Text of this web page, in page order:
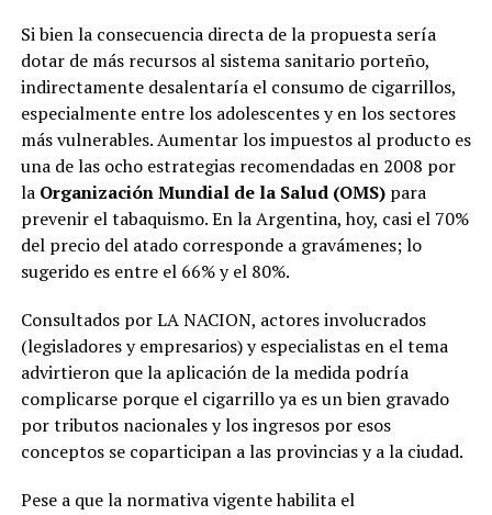
Si bien la consecuencia directa de la propuesta sería
dotar de más recursos al sistema sanitario porteño,
indirectamente desalentaría el consumo de cigarrillos,
especialmente entre los adolescentes y en los sectores
más vulnerables. Aumentar los impuestos al producto es
una de las ocho estrategias recomendadas en 2008 por
la Organización Mundial de la Salud (OMS)para
prevenir el tabaquismo. En la Argentina, hoy, casi el 70%
del precio del atado corresponde a gravámenes; lo
sugerido es entre el 66% y el 80%.
Consultados por LA NACION, actores involucrados
(legisladores y empresarios) y especialistas en el tema
advirtieron que la aplicación de la medida podría
complicarse porque el cigarrillo ya es un bien gravado
por tributos nacionales y los ingresos por esos
conceptos se coparticipan a las provincias y a la ciudad.
Pese a que la normativa vigente habilita el